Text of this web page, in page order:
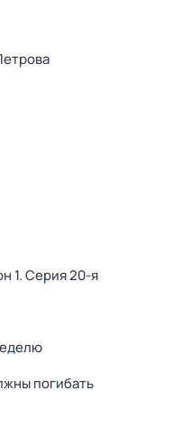
1. Серия 20-я
погибать